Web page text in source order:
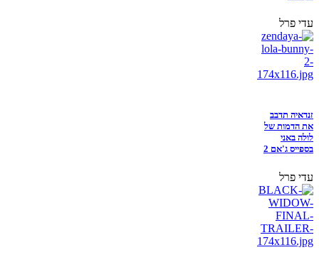
עדי פרל
זנדאיה תדבב
את הדמות של
לולה באני
בספייס ג'אם 2
עדי פרל